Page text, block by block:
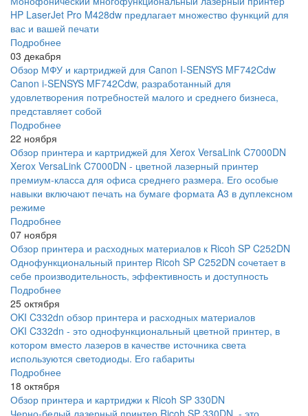
HP LaserJet Pro M428dw предлагает множество функций для
вас и вашей печати
Подробнее
03 декабря
Обзор МФУ и картриджей для Canon I-SENSYS MF742Cdw
Canon i-SENSYS MF742Cdw, разработанный для
удовлетворения потребностей малого и среднего бизнеса,
представляет собой
Подробнее
22 ноября
Обзор принтера и картриджей для Xerox VersaLink C7000DN
Xerox VersaLink C7000DN - цветной лазерный принтер
премиум-класса для офиса среднего размера. Его особые
навыки включают печать на бумаге формата A3 в дуплексном
режиме
Подробнее
07 ноября
Обзор принтера и расходных материалов к Ricoh SP C252DN
Однофункциональный принтер Ricoh SP C252DN сочетает в
себе производительность, эффективность и доступность
Подробнее
25 октября
OKI C332dn обзор принтера и расходных материалов
OKI C332dn - это однофункциональный цветной принтер, в
котором вместо лазеров в качестве источника света
используются светодиоды. Его габариты
Подробнее
18 октября
Обзор принтера и картриджи к Ricoh SP 330DN
Черно-белый лазерный принтер Ricoh SP 330DN - это